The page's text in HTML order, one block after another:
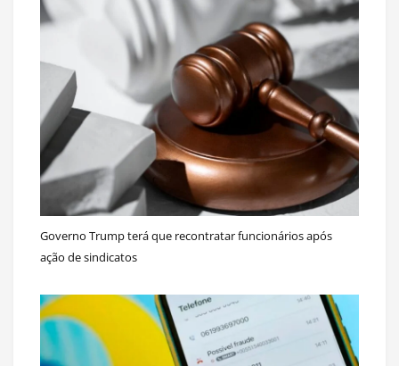
Governo Trump terá que recontratar funcionários após
ação de sindicatos